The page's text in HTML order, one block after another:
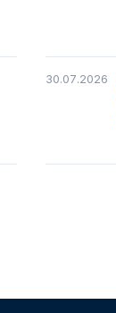
30.07.2026